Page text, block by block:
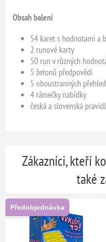
Obsah balení
54 karet s hodnotami a
2 runové karty
50 run v různých
5 žetonů předpovědi
5 oboustranných
4 rámečky nabídky
česká a slovenská
Zákazníci, kteří
také
Předobjednávka